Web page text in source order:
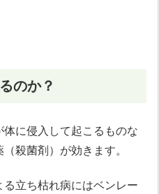
のか？
に侵入して起こるものな
殺菌剤）が効きます。
立ち枯れ病にはベンレー